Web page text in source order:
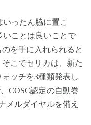
ったん脇に置こ
いことは良いことで
を手に入れられると
こでセリカは、新た
ッチを3種類発表し
COSC認定の自動巻
メルダイヤルを備え